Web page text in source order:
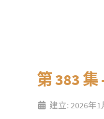
第 383 集
建立: 2026年1